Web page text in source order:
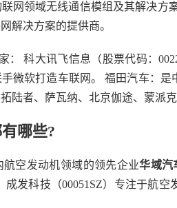
网领域无线通信模组及其解决方
解决方案的提供商。
： 科大讯飞信息（股票代码：
微软打造车联网。 福田汽车：
陆者、萨瓦纳、北京伽途、蒙派克
哪些?
航空发动机领域的领先企业华域汽
发科技（00051SZ）专注于航